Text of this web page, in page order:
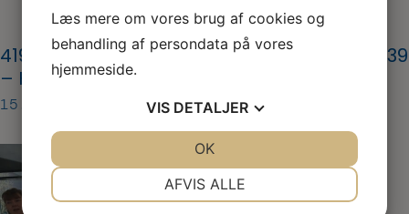
– Kopi – Kopi
15. mar 2024
Læs mere om vores brug af cookies og
behandling af persondata på vores
hjemmeside.
VIS DETALJER
AFVIS ALLE
OK